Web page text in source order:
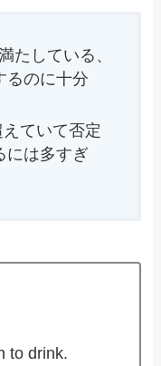
たしている、
るのに十分
ていて否定
には多すぎ
to drink.